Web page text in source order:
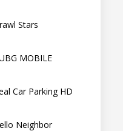
Stars
MOBILE
Car Parking HD
Neighbor